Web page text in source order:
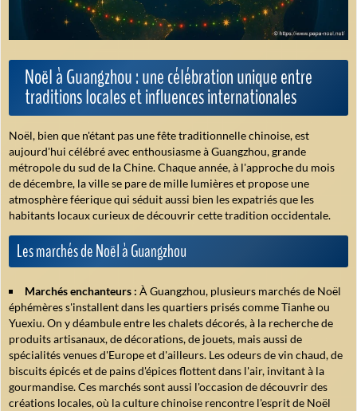
Noël à Guangzhou : une célébration unique entre
traditions locales et influences internationales
Noël, bien que n'étant pas une fête traditionnelle chinoise, est
aujourd'hui célébré avec enthousiasme à Guangzhou, grande
métropole du sud de la Chine. Chaque année, à l'approche du mois
de décembre, la ville se pare de mille lumières et propose une
atmosphère féerique qui séduit aussi bien les expatriés que les
habitants locaux curieux de découvrir cette tradition occidentale.
Les marchés de Noël à Guangzhou
Marchés enchanteurs : À Guangzhou, plusieurs marchés de Noël
éphémères s'installent dans les quartiers prisés comme Tianhe ou
Yuexiu. On y déambule entre les chalets décorés, à la recherche de
produits artisanaux, de décorations, de jouets, mais aussi de
spécialités venues d'Europe et d'ailleurs. Les odeurs de vin chaud, de
biscuits épicés et de pains d'épices flottent dans l'air, invitant à la
gourmandise. Ces marchés sont aussi l'occasion de découvrir des
créations locales, où la culture chinoise rencontre l'esprit de Noël